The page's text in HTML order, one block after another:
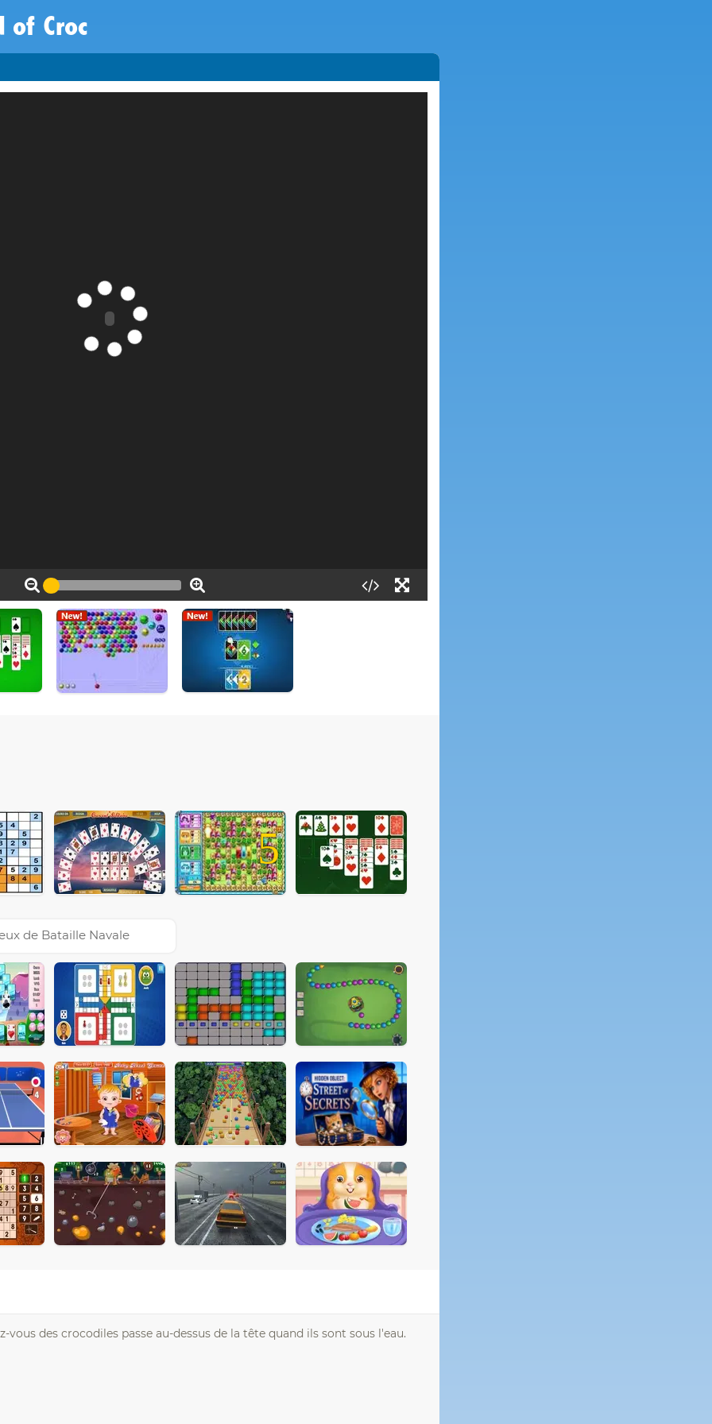
of Croc
5
de Bataille Navale
des crocodiles passe au-dessus de la tête quand ils sont sous l'eau.